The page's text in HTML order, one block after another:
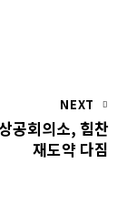
NEXT
공회의소, 힘찬
재도약 다짐